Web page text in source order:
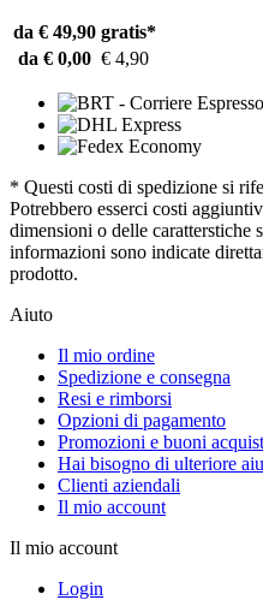
da € 49,90 gratis*
da € 0,00 € 4,90
* Questi costi di spedizione si
Potrebbero esserci costi
dimensioni o delle caratterstiche
informazioni sono indicate
prodotto.
Aiuto
Il mio ordine
Spedizione e consegna
Resi e rimborsi
Opzioni di pagamento
Promozioni e buoni
Hai bisogno di ulteriore
Clienti aziendali
Il mio account
Il mio account
Login